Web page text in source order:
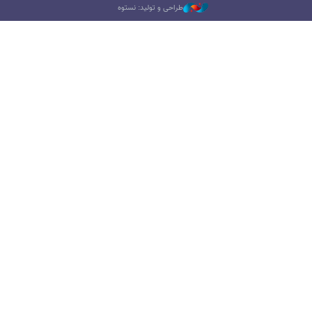
طراحی و تولید: نستوه